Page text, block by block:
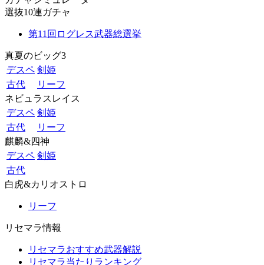
選抜10連ガチャ
第11回ログレス武器総選挙
真夏のビッグ3
デスペ 剣姫
古代
リーフ
ネビュラスレイス
デスペ 剣姫
古代
リーフ
麒麟&四神
デスペ 剣姫
古代
白虎&カリオストロ
リーフ
リセマラ情報
リセマラおすすめ武器解説
リセマラ当たりランキング